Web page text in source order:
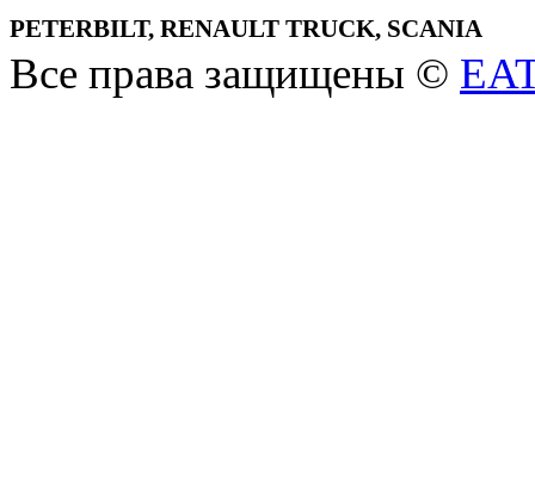
PETERBILT, RENAULT TRUCK, SCANIA
Все права защищены ©